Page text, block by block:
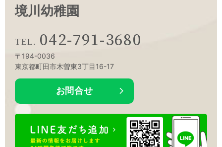
境川幼稚園
042-791-3680
〒194-0036
東京都町田市木曽東3丁目16-17
お問合せ